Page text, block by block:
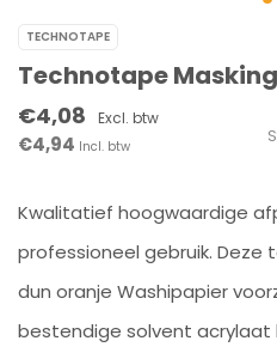
TECHNOTAPE
Technotape
€4,08 Excl. btw
€4,94 Incl. btw
Kwalitatief hoogwaardige
professioneel gebruik. Deze
dun oranje Washipapier
bestendige solvent acrylaat